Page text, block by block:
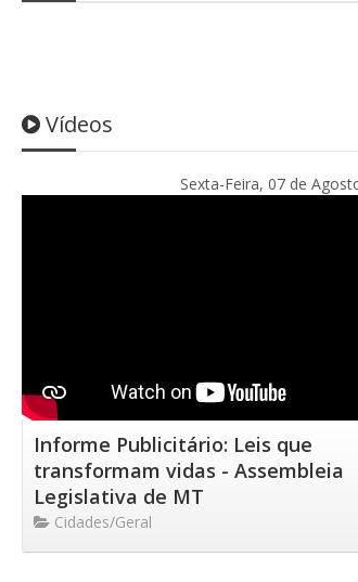
Vídeos
Sexta-Feira, 07 de
Informe Publicitário: Leis que
transformam vidas - Assembleia
Legislativa de MT
Cidades/Geral